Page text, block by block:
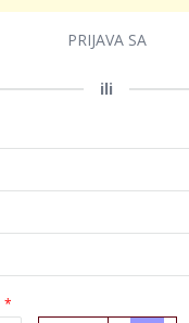
PRIJAVA SA
ili
*